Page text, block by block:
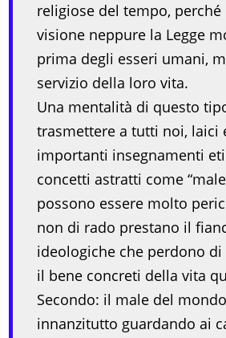
religiose del tempo, perché
visione neppure la Legge
prima degli esseri umani,
servizio della loro vita.
Una mentalità di questo
trasmettere a tutti noi, laici
importanti insegnamenti
concetti astratti come
possono essere molto
non di rado prestano il
ideologiche che perdono
il bene concreti della vita
Secondo: il male del
innanzitutto guardando ai